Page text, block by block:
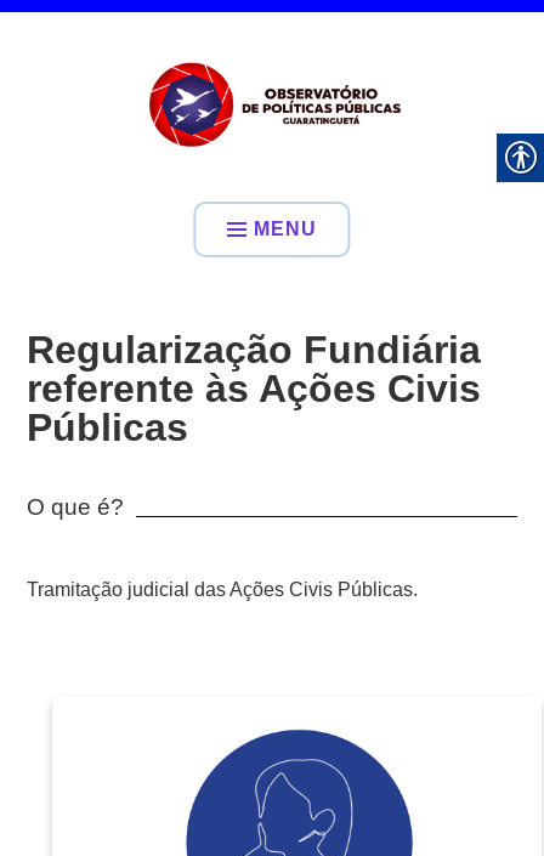
Ir
OBSERVATÓRIO DE
POLÍTICAS PÚBLICAS DE
GUARATINGUETÁ
MENU
Regularização Fundiária
referente às Ações Civis
Públicas
O que é?
Tramitação judicial das Ações Civis Públicas.